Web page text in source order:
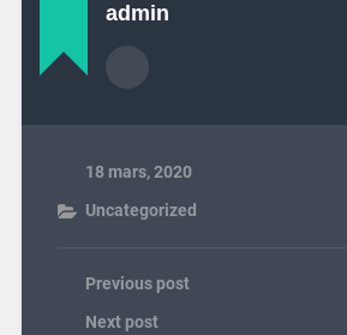
admin
18 mars, 2020
Uncategorized
Previous post
Next post